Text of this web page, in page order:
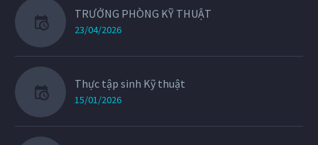
TRƯỞNG PHÒNG KỸ THUẬT
23/04/2026
Thực tập sinh Kỹ thuật
15/01/2026